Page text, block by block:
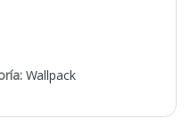
Wallpack